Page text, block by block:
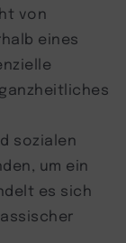
von
eines
sozialen
um ein
es sich